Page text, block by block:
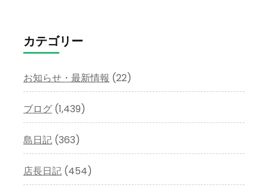
イ
ブ
カテゴリー
お知らせ・最新情報 (22)
ブログ (1,439)
島日記 (363)
店長日記 (454)